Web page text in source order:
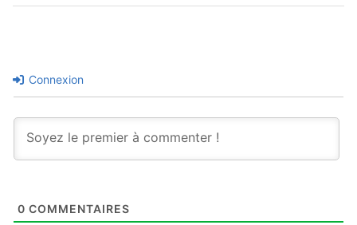
Connexion
0 COMMENTAIRES